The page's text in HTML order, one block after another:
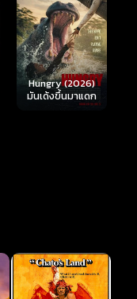
Ready or Not 2:
Here I Come
(2026) เกมพร้อม
ตาย 2